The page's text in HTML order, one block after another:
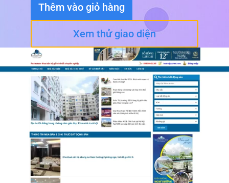
Bất
Động
01
số
lượng
Thêm vào giỏ hàng
Xem thử giao diện